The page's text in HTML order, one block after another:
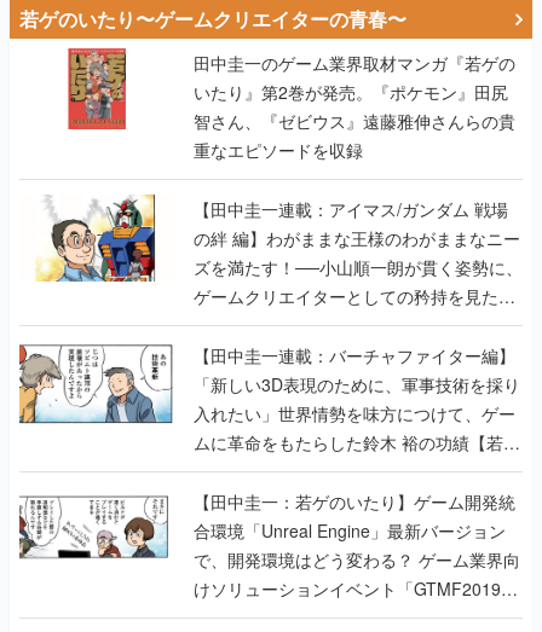
若ゲのいたり〜ゲームクリエイターの青春〜
田中圭一のゲーム業界取材マンガ『若ゲの
いたり』第2巻が発売。『ポケモン』田尻
智さん、『ゼビウス』遠藤雅伸さんらの貴
重なエピソードを収録
【田中圭一連載：アイマス/ガンダム 戦場
の絆 編】わがままな王様のわがままなニー
ズを満たす！──小山順一朗が貫く姿勢に、
ゲームクリエイターとしての矜持を見た
【若ゲのいたり最終回】
【田中圭一連載：バーチャファイター編】
「新しい3D表現のために、軍事技術を採り
入れたい」世界情勢を味方につけて、ゲー
ムに革命をもたらした鈴木 裕の功績【若ゲ
のいたり】
【田中圭一：若ゲのいたり】ゲーム開発統
合環境「Unreal Engine」最新バージョン
で、開発環境はどう変わる？ ゲーム業界向
けソリューションイベント「GTMF2019」
に行って、より理解を深めよう【PR】